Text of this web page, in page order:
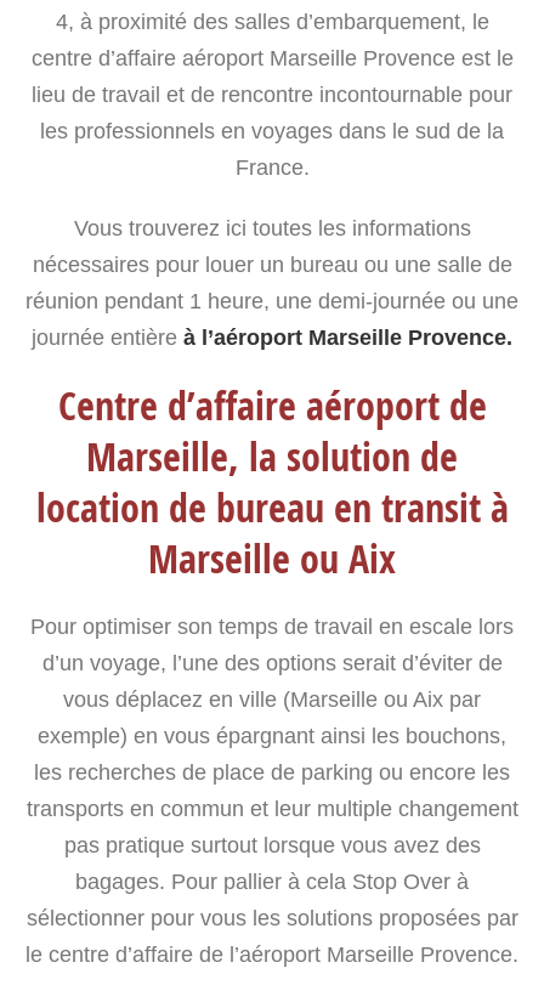
4, à proximité des salles d’embarquement, le
centre d’affaire aéroport Marseille Provence est le
lieu de travail et de rencontre incontournable pour
les professionnels en voyages dans le sud de la
France.
Vous trouverez ici toutes les informations
nécessaires pour louer un bureau ou une salle de
réunion pendant 1 heure, une demi-journée ou une
journée entière à l’aéroport Marseille Provence.
Centre d’affaire aéroport de
Marseille, la solution de
location de bureau en transit à
Marseille ou Aix
Pour optimiser son temps de travail en escale lors
d’un voyage, l’une des options serait d’éviter de
vous déplacez en ville (Marseille ou Aix par
exemple) en vous épargnant ainsi les bouchons,
les recherches de place de parking ou encore les
transports en commun et leur multiple changement
pas pratique surtout lorsque vous avez des
bagages. Pour pallier à cela Stop Over à
sélectionner pour vous les solutions proposées par
le centre d’affaire de l’aéroport Marseille Provence.